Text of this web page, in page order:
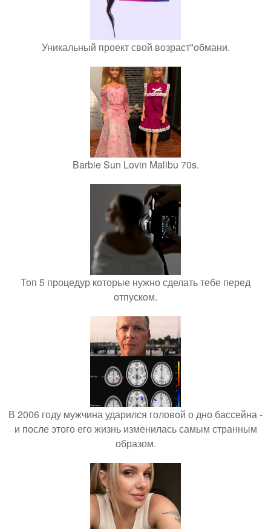
Уникальный проект свой возраст"обмани.
Barbie Sun Lovin Malibu 70s.
Топ 5 процедур которые нужно сделать тебе перед
отпуском.
В 2006 году мужчина ударился головой о дно бассейна -
и после этого его жизнь изменилась самым странным
образом.